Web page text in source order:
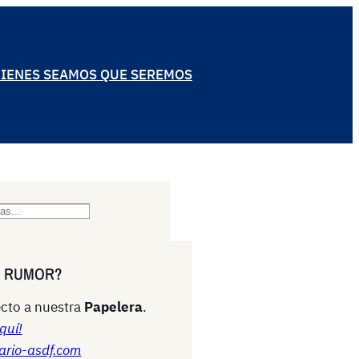
SEAMOS QUE SEREMOS
a nuestra Papelera.
asdf.com